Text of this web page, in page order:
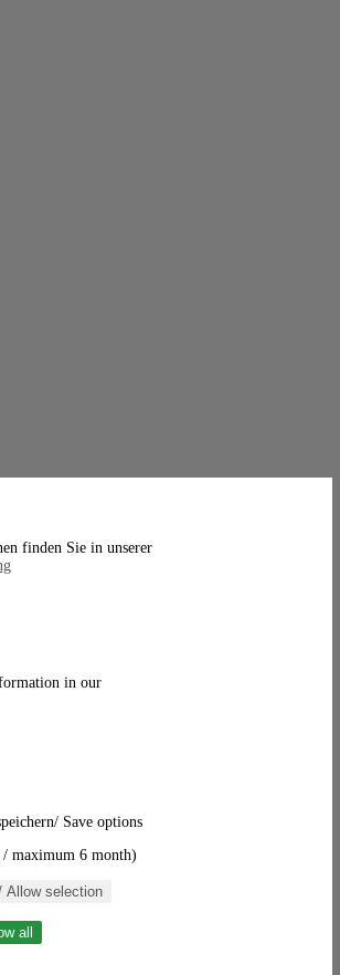
finden Sie in unserer
in our
Save options
maximum 6 month)
Allow selection
all